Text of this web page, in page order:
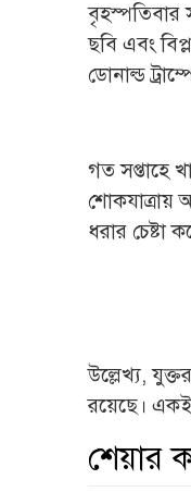
বৃহস্পতিবার
ছবি এবং
ডোনাল্ড
গত সপ্তাহে
শোকযাত্রায়
ধরার চেষ্টা
উল্লেখ্য,
রয়েছে। একই
শেয়ার